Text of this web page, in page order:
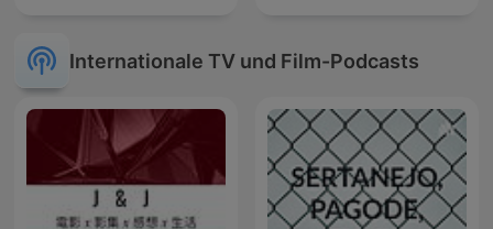
Internationale TV und Film-Podcasts